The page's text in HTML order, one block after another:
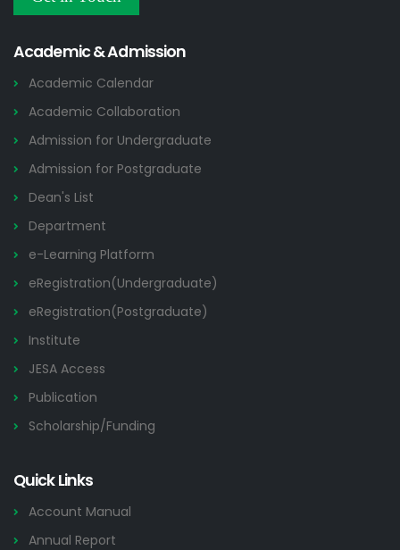
2026
Academic & Admission
Academic Calendar
Academic Collaboration
Admission for Undergraduate
Admission for Postgraduate
Dean's List
Department
e-Learning Platform
eRegistration(Undergraduate)
eRegistration(Postgraduate)
Institute
JESA Access
Publication
Scholarship/Funding
Quick Links
Account Manual
Annual Report